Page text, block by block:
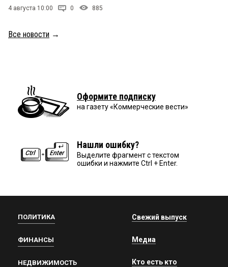
4 августа 10:00 0 885
Все новости →
Оформите подписку
на газету «Коммерческие вести»
Нашли ошибку?
Выделите фрагмент с текстом
ошибки и нажмите Ctrl + Enter.
ПОЛИТИКА
ФИНАНСЫ
НЕДВИЖИМОСТЬ
Свежий выпуск
Медиа
Кто есть кто